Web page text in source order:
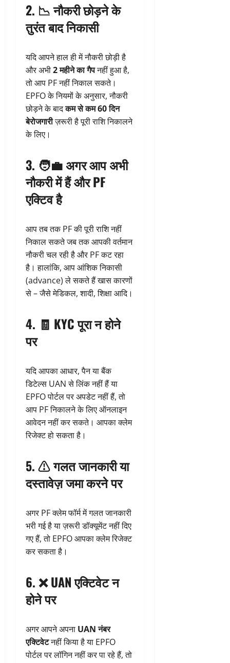
2. 📉नौकरी छोड़ने के
तुरंत बाद निकासी
यदि आपने हाल ही में नौकरी छोड़ी है
और अभी2 महीने का गैपनहीं हुआ है,
तो आप PF नहीं निकाल सकते।
EPFO के नियमों के अनुसार, नौकरी
छोड़ने के बादकम से कम 60 दिन
बेरोजगारीज़रूरी है पूरी राशि निकालने
के लिए।
3. 🧑‍💼अगर आप अभी
नौकरी में हैं और PF
एक्टिव है
आप तब तक PF की पूरी राशि नहीं
निकाल सकते जब तक आपकी वर्तमान
नौकरी चल रही है और PF कट रहा
है। हालांकि, आप आंशिक निकासी
(advance) ले सकते हैं खास कारणों
से – जैसे मेडिकल, शादी, शिक्षा आदि।
4. 🧾 KYC पूरा न होने
पर
यदि आपका आधार, पैन या बैंक
डिटेल्स UAN से लिंक नहीं हैं या
EPFO पोर्टल पर अपडेट नहीं हैं, तो
आप PF निकालने के लिए ऑनलाइन
आवेदन नहीं कर सकते। आपका क्लेम
रिजेक्ट हो सकता है।
5. ⚠️गलत जानकारी या
दस्तावेज़ जमा करने पर
अगर PF क्लेम फॉर्म में गलत जानकारी
भरी गई है या ज़रूरी डॉक्यूमेंट नहीं दिए
गए हैं, तो EPFO आपका क्लेम रिजेक्ट
कर सकता है।
6. ❌UAN एक्टिवेट न
होने पर
अगर आपने अपना UAN नंबर
एक्टिवेटनहीं किया है या EPFO
पोर्टल पर लॉगिन नहीं कर पा रहे हैं, तो